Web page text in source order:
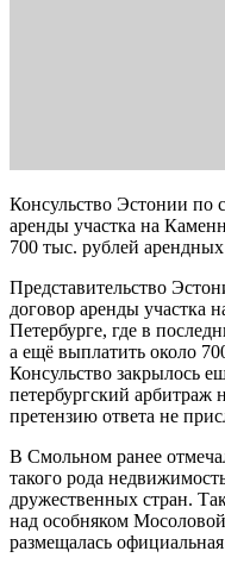
Консульство Эстонии по
аренды участка на
700 тыс. рублей арендных
Представительство
договор аренды участка
Петербурге, где в
а ещё выплатить около
Консульство закрылось
петербургский
претензию ответа не
В Смольном ранее
такого рода
дружественных стран.
над особняком
размещалась